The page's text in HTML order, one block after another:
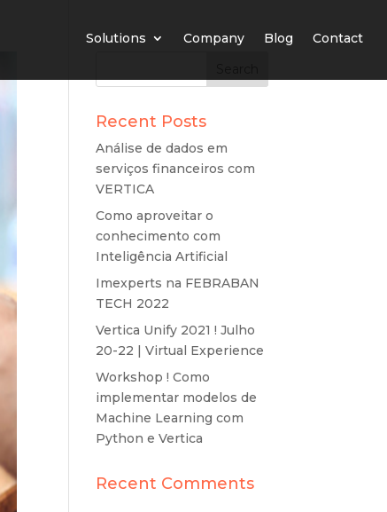
Solutions Company Blog Contact
Recent Posts
Análise de dados em
serviços financeiros com
VERTICA
Como aproveitar o
conhecimento com
Inteligência Artificial
Imexperts na FEBRABAN
TECH 2022
Vertica Unify 2021 ! Julho
20-22 | Virtual Experience
Workshop ! Como
implementar modelos de
Machine Learning com
Python e Vertica
Recent Comments